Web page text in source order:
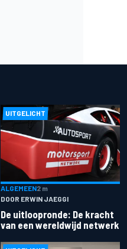
UITGELICHT
ALGEMEEN2 m
DOOR ERWIN JAEGGI
De uitloopronde: De kracht
van een wereldwijd netwerk